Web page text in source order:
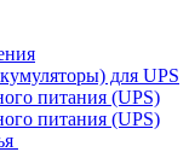
для UPS
питания (UPS)
питания (UPS)